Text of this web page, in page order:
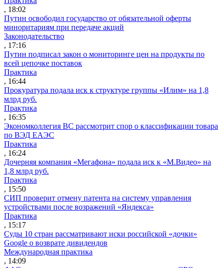
, 18:02
Путин освободил государство от обязательной оферты
миноритариям при передаче акций
Законодательство
, 17:16
Путин подписал закон о мониторинге цен на продукты по
всей цепочке поставок
Практика
, 16:44
Прокуратура подала иск к структуре группы «Илим» на 1,8
млрд руб.
Практика
, 16:35
Экономколлегия ВС рассмотрит спор о классификации товара
по ВЭД ЕАЭС
Практика
, 16:24
Дочерняя компания «Мегафона» подала иск к «М.Видео» на
1,8 млрд руб.
Практика
, 15:50
СИП проверит отмену патента на систему управления
устройствами после возражений «Яндекса»
Практика
, 15:17
Суды 10 стран рассматривают иски российской «дочки»
Google о возврате дивидендов
Международная практика
, 14:09